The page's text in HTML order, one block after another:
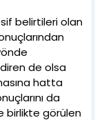
belirtileri olan
de olsa
hatta
da
birlikte görülen